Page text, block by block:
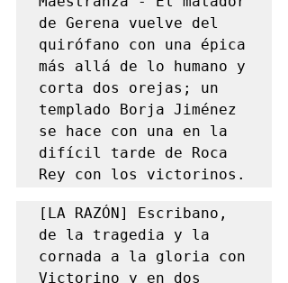
de Gerena vuelve del
quirófano con una épica
más allá de lo humano y
corta dos orejas; un
templado Borja Jiménez
se hace con una en la
difícil tarde de Roca
Rey con los victorinos.
[LA RAZÓN] Escribano,
de la tragedia y la
cornada a la gloria con
Victorino y en dos